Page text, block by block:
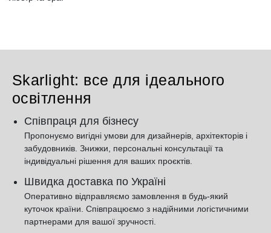
Skarlight: все для ідеального
освітлення
Співпраця для бізнесу
Пропонуємо вигідні умови для дизайнерів, архітекторів і
забудовників. Знижки, персональні консультації та
індивідуальні рішення для ваших проєктів.
Швидка доставка по Україні
Оперативно відправляємо замовлення в будь-який
куточок країни. Співпрацюємо з надійними логістичними
партнерами для вашої зручності.